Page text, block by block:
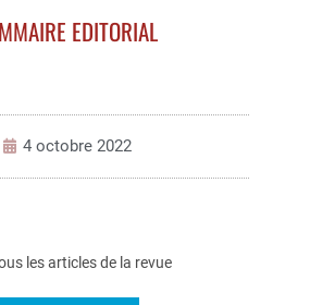
EDITORIAL
4 octobre 2022
les articles de la revue